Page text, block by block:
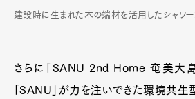
建設時に生まれた木の端材を活用したシャワー
さらに「SANU 2nd Home 奄美大
「SANU」が力を注いできた環境共